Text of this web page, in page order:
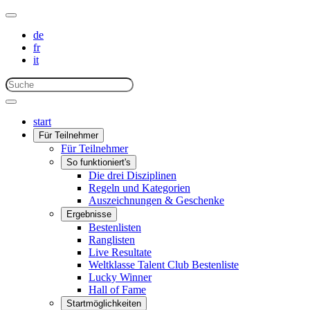
de
fr
it
start
Für Teilnehmer
Für Teilnehmer
So funktioniert's
Die drei Disziplinen
Regeln und Kategorien
Auszeichnungen & Geschenke
Ergebnisse
Bestenlisten
Ranglisten
Live Resultate
Weltklasse Talent Club Bestenliste
Lucky Winner
Hall of Fame
Startmöglichkeiten